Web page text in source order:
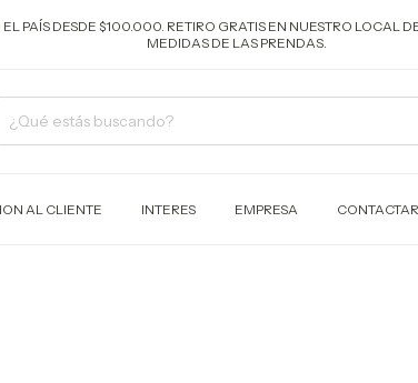
PAÍS DESDE $100.000. RETIRO GRATIS EN NUESTRO LOCAL
MEDIDAS DE LAS PRENDAS.
AL CLIENTE INTERES EMPRESA CONTACTAR